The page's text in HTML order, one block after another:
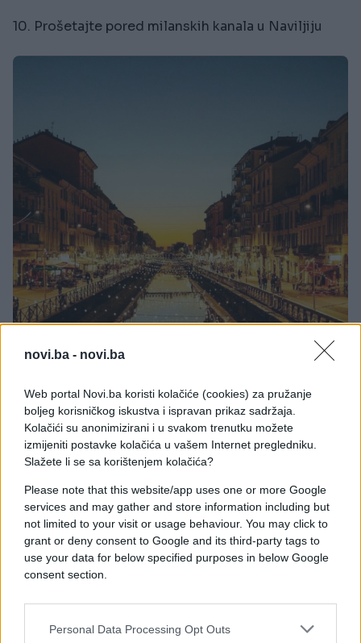
novi.ba - novi.ba
Web portal Novi.ba koristi kolačiće (cookies) za pružanje
boljeg korisničkog iskustva i ispravan prikaz sadržaja.
Kolačići su anonimizirani i u svakom trenutku možete
izmijeniti postavke kolačića u vašem Internet pregledniku.
Slažete li se sa korištenjem kolačića?
Please note that this website/app uses one or more Google
services and may gather and store information including but
not limited to your visit or usage behaviour. You may click to
grant or deny consent to Google and its third-party tags to
use your data for below specified purposes in below Google
consent section.
Personal Data Processing Opt Outs
10. Prošetajte pored milanskih kanala u Naviljiju
Ukoliko ste se umorili od zvučnih turističkih
destinacija, gužvi koje Vas tamo čekaju i
predvidljivih atrakcija za turiste, vodimo Vas u
Bergamo, najsimpatičniji grad Lombardije, koji
plijeni svojim duhom, arhitekturom i elegancijom
poprilično potcenjenu na turističkoj mapi Evrope i